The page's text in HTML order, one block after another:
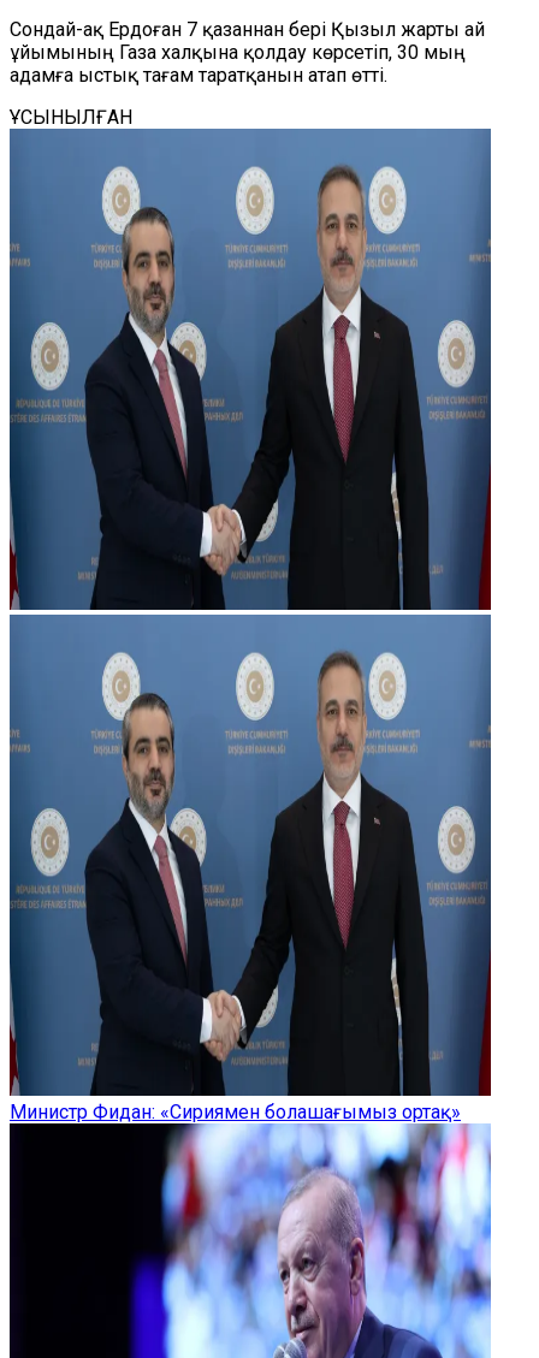
Сондай-ақ Ердоған 7 қазаннан бері Қызыл жарты ай
ұйымының Газа халқына қолдау көрсетіп, 30 мың
адамға ыстық тағам таратқанын атап өтті.
ҰСЫНЫЛҒАН
Министр Фидан: «Сириямен болашағымыз ортақ»